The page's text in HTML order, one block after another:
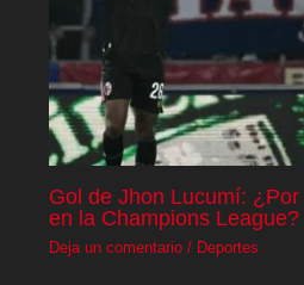
Gol de Jhon Lucumí:
en la Champions League?
Deja un comentario / Deportes